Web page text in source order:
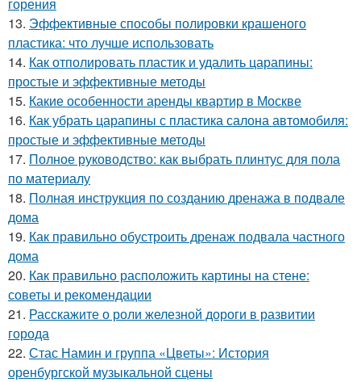
13. Эффективные способы полировки крашеного
пластика: что лучше использовать
14. Как отполировать пластик и удалить царапины:
простые и эффективные методы
15. Какие особенности аренды квартир в Москве
16. Как убрать царапины с пластика салона автомобиля:
простые и эффективные методы
17. Полное руководство: как выбрать плинтус для пола
по материалу
18. Полная инструкция по созданию дренажа в подвале
дома
19. Как правильно обустроить дренаж подвала частного
дома
20. Как правильно расположить картины на стене:
советы и рекомендации
21. Расскажите о роли железной дороги в развитии
города
22. Стас Намин и группа «Цветы»: История
оренбургской музыкальной сцены